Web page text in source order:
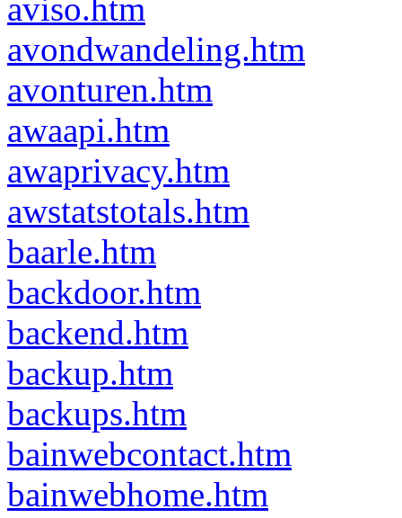
aviso.htm
avondwandeling.htm
avonturen.htm
awaapi.htm
awaprivacy.htm
awstatstotals.htm
baarle.htm
backdoor.htm
backend.htm
backup.htm
backups.htm
bainwebcontact.htm
bainwebhome.htm